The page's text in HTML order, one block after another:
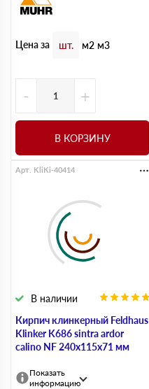
Цена за шт. м2 м3
- +
В КОРЗИНУ
Кирпич клинкерный Feldhaus
Klinker K686 sintra ardor
calino NF 240х115х71 мм
В наличии
Арт. KliKi-40414
Показать
информацию